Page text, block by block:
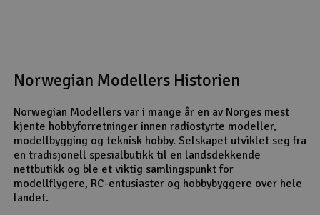
Norwegian Modellers Historien
Norwegian Modellers var i mange år en av Norges mest
kjente hobbyforretninger innen radiostyrte modeller,
modellbygging og teknisk hobby. Selskapet utviklet seg fra
en tradisjonell spesialbutikk til en landsdekkende
nettbutikk og ble et viktig samlingspunkt for
modellflygere, RC-entusiaster og hobbybyggere over hele
landet.